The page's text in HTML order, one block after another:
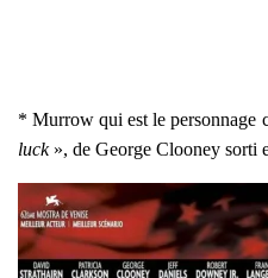
* Mur­row qui est le per­son­nage
luck», de George Cloo­ney sor­ti